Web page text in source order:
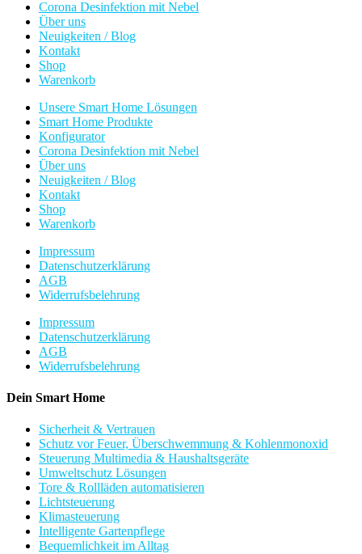
Corona Desinfektion mit Nebel
Über uns
Neuigkeiten / Blog
Kontakt
Shop
Warenkorb
Unsere Smart Home Lösungen
Smart Home Produkte
Konfigurator
Corona Desinfektion mit Nebel
Über uns
Neuigkeiten / Blog
Kontakt
Shop
Warenkorb
Impressum
Datenschutzerklärung
AGB
Widerrufsbelehrung
Impressum
Datenschutzerklärung
AGB
Widerrufsbelehrung
Dein Smart Home
Sicherheit & Vertrauen
Schutz vor Feuer, Überschwemmung & Kohlenmonoxid
Steuerung Multimedia & Haushaltsgeräte
Umweltschutz Lösungen
Tore & Rollläden automatisieren
Lichtsteuerung
Klimasteuerung
Intelligente Gartenpflege
Bequemlichkeit im Alltag